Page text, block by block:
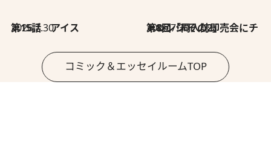
2026.7.30
第15話 アイス 2026.7.30
第8回「同人誌即売会にチャレンジ その2」
コミック＆エッセイルームTOP